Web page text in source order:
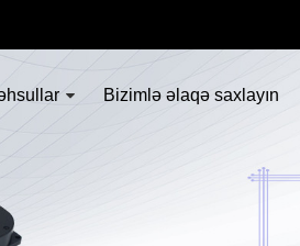
Bizimlə əlaqə saxlayın